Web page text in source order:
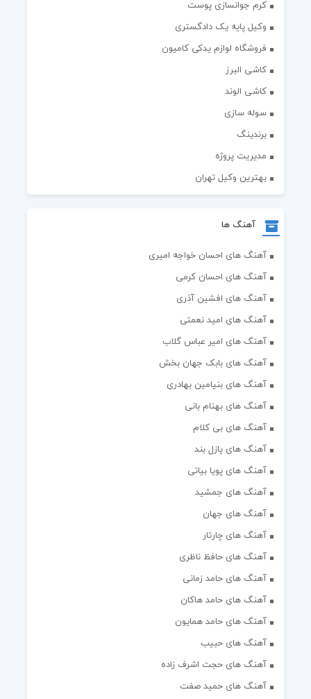
کرم جوانسازی پوست
وکیل پایه یک دادگستری
فروشگاه لوازم یدکی کامیون
کاشی البرز
کاشی الوند
سوله سازی
برندینگ
مدیریت پروژه
بهترین وکیل تهران
آهنگ ها
آهنگ های احسان خواجه امیری
آهنگ های احسان کرمی
آهنگ های افشین آذری
آهنگ های امید نعمتی
آهنگ های امیر عباس گلاب
آهنگ های بابک جهان بخش
آهنگ های بنیامین بهادری
آهنگ های بهنام بانی
آهنگ های بی کلام
آهنگ های پازل بند
آهنگ های پویا بیاتی
آهنگ های جمشید
آهنگ های جهان
آهنگ های چارتار
آهنگ های حافظ ناظری
آهنگ های حامد زمانی
آهنگ های حامد هاکان
آهنگ های حامد همایون
آهنگ های حبیب
آهنگ های حجت اشرف زاده
آهنگ های حمید صفت